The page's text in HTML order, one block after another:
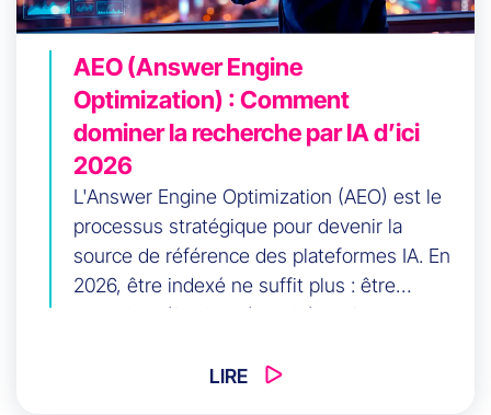
AEO (Answer Engine
Optimization) : Comment
dominer la recherche par IA d’ici
2026
L'Answer Engine Optimization (AEO) est le
processus stratégique pour devenir la
source de référence des plateformes IA. En
2026, être indexé ne suffit plus : être
compris, sélectionné et cité par les
bataille. Découvrez comment structurer
LIRE